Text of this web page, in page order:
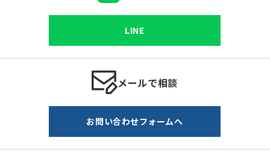
LINE
メールで相談
お問い合わせフォームへ